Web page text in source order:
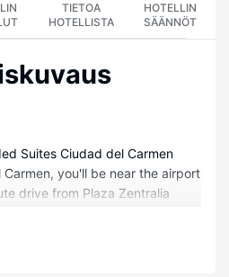
TIETOA
HOTELLISTA
HOTELLIN
SÄÄNNÖT
Suites Ciudad del Carmen
you'll be near the airport
drive from Plaza Zentralia
km) from Resurgimiento